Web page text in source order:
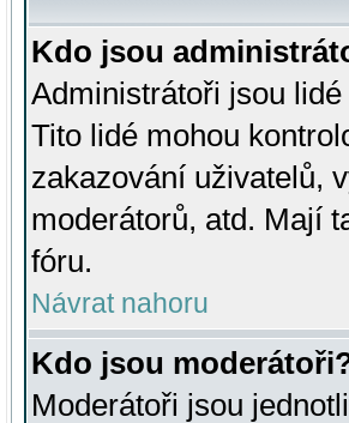
Kdo jsou
Administrátoři jsou
Tito lidé mohou
zakazování uživatelů,
moderátorů, atd. Mají
fóru.
Návrat nahoru
Kdo jsou
Moderátoři jsou